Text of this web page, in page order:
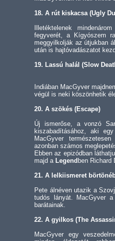
18. A rút kiskacsa (Ugly
Illetéktelenek
fegyverét, a Kígyószem
meggyilkolják az útjukban
után is hajtóvadászatot
19. Lassú halál (Slow
Indiában MacGyver
végül is neki köszönhetik
20. A szökés (Escape)
Új ismerőse, a vonzó
kiszabadításához, aki
MacGyver
azonban számos
Ebben az epizódban
majd a Legend ben Richard
21. A lelkiismeret
Pete álnéven utazik a
tudós lányát. MacGyver
barátainak.
22. A gyilkos (The
MacGyver egy